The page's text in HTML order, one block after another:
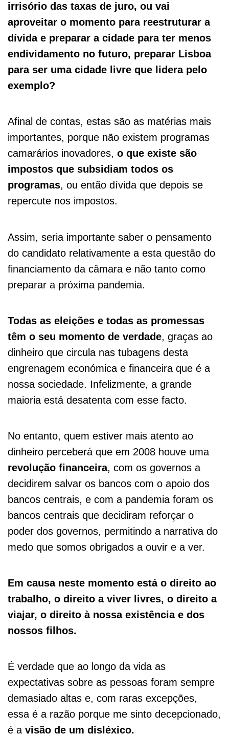
irrisório das taxas de juro, ou vai
aproveitar o momento para reestruturar a
dívida e preparar a cidade para ter menos
endividamento no futuro, preparar Lisboa
para ser uma cidade livre que lidera pelo
exemplo?
Afinal de contas, estas são as matérias mais
importantes, porque não existem programas
camarários inovadores, o que existe são
impostos que subsidiam todos os
programas, ou então dívida que depois se
repercute nos impostos.
Assim, seria importante saber o pensamento
do candidato relativamente a esta questão do
financiamento da câmara e não tanto como
preparar a próxima pandemia.
Todas as eleições e todas as promessas
têm o seu momento de verdade, graças ao
dinheiro que circula nas tubagens desta
engrenagem económica e financeira que é a
nossa sociedade. Infelizmente, a grande
maioria está desatenta com esse facto.
No entanto, quem estiver mais atento ao
dinheiro perceberá que em 2008 houve uma
revolução financeira, com os governos a
decidirem salvar os bancos com o apoio dos
bancos centrais, e com a pandemia foram os
bancos centrais que decidiram reforçar o
poder dos governos, permitindo a narrativa do
medo que somos obrigados a ouvir e a ver.
Em causa neste momento está o direito ao
trabalho, o direito a viver livres, o direito a
viajar, o direito à nossa existência e dos
nossos filhos.
É verdade que ao longo da vida as
expectativas sobre as pessoas foram sempre
demasiado altas e, com raras excepções,
essa é a razão porque me sinto decepcionado,
é a visão de um disléxico.